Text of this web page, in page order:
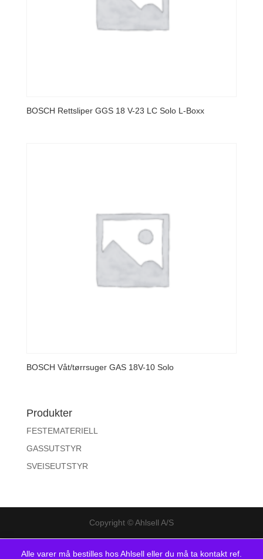
Alle varer må bestilles hos Ahlsell eller du må ta kontakt ref.
BOSCH Rettsliper GGS 18 V-23 LC Solo L-Boxx
BOSCH Våt/tørrsuger GAS 18V-10 Solo
Produkter
FESTEMATERIELL
GASSUTSTYR
SVEISEUTSTYR
Copyright © Ahlsell A/S